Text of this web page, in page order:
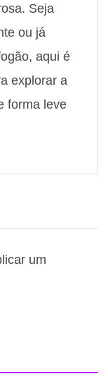
Seja
ou já
aqui é
explorar a
forma leve
um